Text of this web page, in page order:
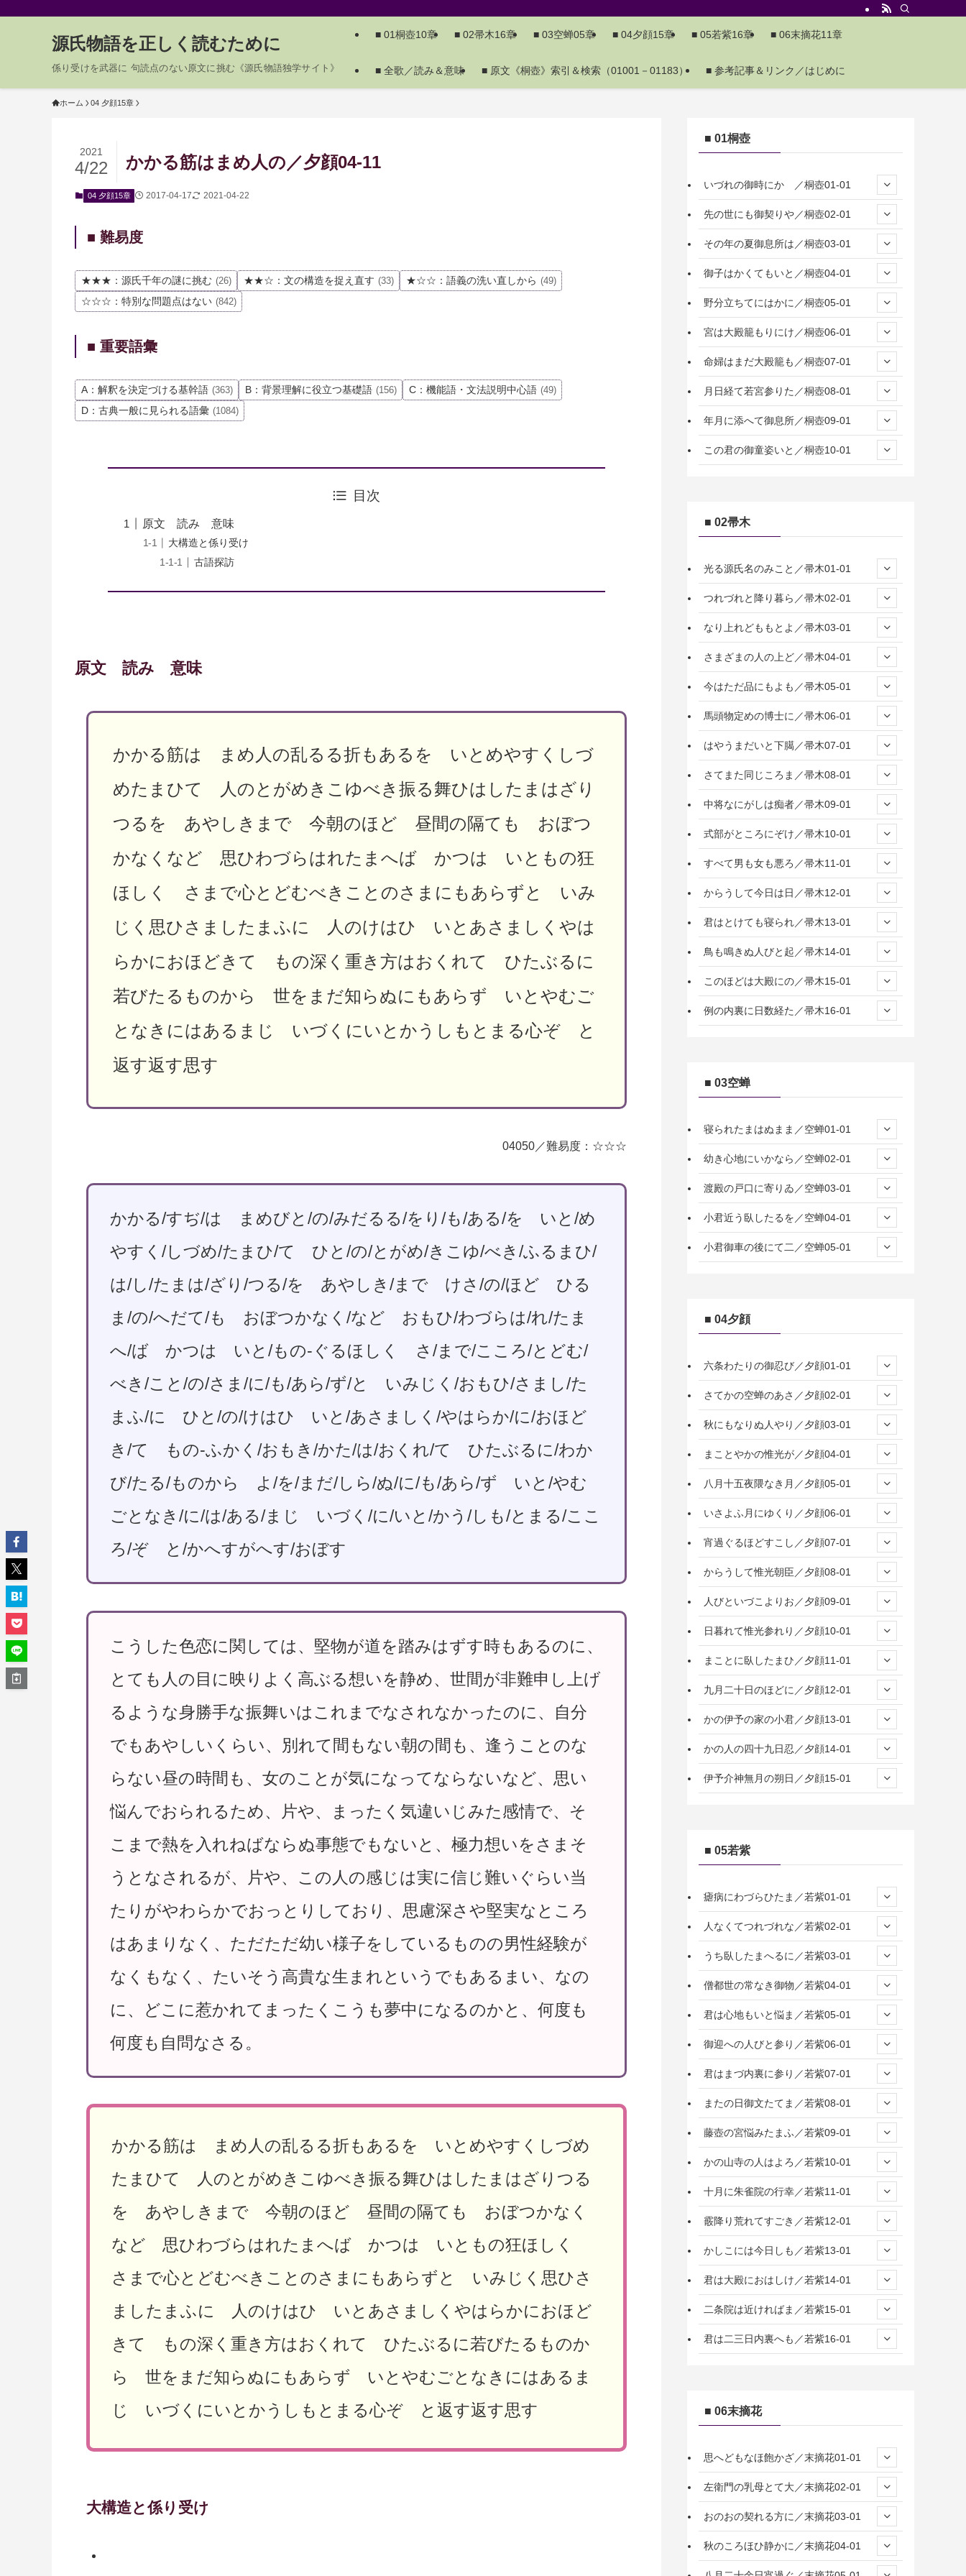
源氏物語を正しく読むために
係り受けを武器に 句読点のない原文に挑む《源氏物語独学サイト》
■ 01桐壺10章 ■ 02帚木16章 ■ 03空蝉05章 ■ 04夕顔15章 ■ 05若紫16章 ■ 06末摘花11章
■ 全歌／読み＆意味 ■ 原文《桐壺》索引＆検索（01001－01183） ■ 参考記事＆リンク／はじめに
ホーム 04 夕顔15章
かかる筋はまめ人の／夕顔04-11
2021
4/22
04 夕顔15章 2017-04-17 2021-04-22
■ 難易度
★★★：源氏千年の謎に挑む (26) ★★☆：文の構造を捉え直す (33) ★☆☆：語義の洗い直しから (49)
☆☆☆：特別な問題点はない (842)
■ 重要語彙
A：解釈を決定づける基幹語 (363) B：背景理解に役立つ基礎語 (156) C：機能語・文法説明中心語 (49)
D：古典一般に見られる語彙 (1084)
目次
原文 読み 意味
大構造と係り受け
古語探訪
原文 読み 意味
かかる筋は まめ人の乱るる折もあるを いとめやすくしづ
めたまひて 人のとがめきこゆべき振る舞ひはしたまはざり
つるを あやしきまで 今朝のほど 昼間の隔ても おぼつ
かなくなど 思ひわづらはれたまへば かつは いともの狂
ほしく さまで心とどむべきことのさまにもあらずと いみ
じく思ひさましたまふに 人のけはひ いとあさましくやは
らかにおほどきて もの深く重き方はおくれて ひたぶるに
若びたるものから 世をまだ知らぬにもあらず いとやむご
となきにはあるまじ いづくにいとかうしもとまる心ぞ と
返す返す思す
04050／難易度：☆☆☆
かかる/すぢ/は まめびと/の/みだるる/をり/も/ある/を いと/め
やすく/しづめ/たまひ/て ひと/の/とがめ/きこゆ/べき/ふるまひ/
は/し/たまは/ざり/つる/を あやしき/まで けさ/の/ほど ひる
ま/の/へだて/も おぼつかなく/など おもひ/わづらは/れ/たま
へ/ば かつは いと/もの-ぐるほしく さ/まで/こころ/とどむ/
べき/こと/の/さま/に/も/あら/ず/と いみじく/おもひ/さまし/た
まふ/に ひと/の/けはひ いと/あさましく/やはらか/に/おほど
き/て もの-ふかく/おもき/かた/は/おくれ/て ひたぶるに/わか
び/たる/ものから よ/を/まだ/しら/ぬ/に/も/あら/ず いと/やむ
ごとなき/に/は/ある/まじ いづく/に/いと/かう/しも/とまる/ここ
ろ/ぞ と/かへすがへす/おぼす
こうした色恋に関しては、堅物が道を踏みはずす時もあるのに、
とても人の目に映りよく高ぶる想いを静め、世間が非難申し上げ
るような身勝手な振舞いはこれまでなされなかったのに、自分
でもあやしいくらい、別れて間もない朝の間も、逢うことのな
らない昼の時間も、女のことが気になってならないなど、思い
悩んでおられるため、片や、まったく気違いじみた感情で、そ
こまで熱を入れねばならぬ事態でもないと、極力想いをさまそ
うとなされるが、片や、この人の感じは実に信じ難いぐらい当
たりがやわらかでおっとりしており、思慮深さや堅実なところ
はあまりなく、ただただ幼い様子をしているものの男性経験が
なくもなく、たいそう高貴な生まれというでもあるまい、なの
に、どこに惹かれてまったくこうも夢中になるのかと、何度も
何度も自問なさる。
かかる筋は まめ人の乱るる折もあるを いとめやすくしづめ
たまひて 人のとがめきこゆべき振る舞ひはしたまはざりつる
を あやしきまで 今朝のほど 昼間の隔ても おぼつかなく
など 思ひわづらはれたまへば かつは いともの狂ほしく
さまで心とどむべきことのさまにもあらずと いみじく思ひさ
ましたまふに 人のけはひ いとあさましくやはらかにおほど
きて もの深く重き方はおくれて ひたぶるに若びたるものか
ら 世をまだ知らぬにもあらず いとやむごとなきにはあるま
じ いづくにいとかうしもとまる心ぞ と返す返す思す
大構造と係り受け
■ 01桐壺
いづれの御時にか ／桐壺01-01
先の世にも御契りや／桐壺02-01
その年の夏御息所は／桐壺03-01
御子はかくてもいと／桐壺04-01
野分立ちてにはかに／桐壺05-01
宮は大殿籠もりにけ／桐壺06-01
命婦はまだ大殿籠も／桐壺07-01
月日経て若宮参りた／桐壺08-01
年月に添へて御息所／桐壺09-01
この君の御童姿いと／桐壺10-01
■ 02帚木
光る源氏名のみこと／帚木01-01
つれづれと降り暮ら／帚木02-01
なり上れどももとよ／帚木03-01
さまざまの人の上ど／帚木04-01
今はただ品にもよも／帚木05-01
馬頭物定めの博士に／帚木06-01
はやうまだいと下臈／帚木07-01
さてまた同じころま／帚木08-01
中将なにがしは痴者／帚木09-01
式部がところにぞけ／帚木10-01
すべて男も女も悪ろ／帚木11-01
からうして今日は日／帚木12-01
君はとけても寝られ／帚木13-01
鳥も鳴きぬ人びと起／帚木14-01
このほどは大殿にの／帚木15-01
例の内裏に日数経た／帚木16-01
■ 03空蝉
寝られたまはぬまま／空蝉01-01
幼き心地にいかなら／空蝉02-01
渡殿の戸口に寄りゐ／空蝉03-01
小君近う臥したるを／空蝉04-01
小君御車の後にて二／空蝉05-01
■ 04夕顔
六条わたりの御忍び／夕顔01-01
さてかの空蝉のあさ／夕顔02-01
秋にもなりぬ人やり／夕顔03-01
まことやかの惟光が／夕顔04-01
八月十五夜隈なき月／夕顔05-01
いさよふ月にゆくり／夕顔06-01
宵過ぐるほどすこし／夕顔07-01
からうして惟光朝臣／夕顔08-01
人びといづこよりお／夕顔09-01
日暮れて惟光参れり／夕顔10-01
まことに臥したまひ／夕顔11-01
九月二十日のほどに／夕顔12-01
かの伊予の家の小君／夕顔13-01
かの人の四十九日忍／夕顔14-01
伊予介神無月の朔日／夕顔15-01
■ 05若紫
瘧病にわづらひたま／若紫01-01
人なくてつれづれな／若紫02-01
うち臥したまへるに／若紫03-01
僧都世の常なき御物／若紫04-01
君は心地もいと悩ま／若紫05-01
御迎への人びと参り／若紫06-01
君はまづ内裏に参り／若紫07-01
またの日御文たてま／若紫08-01
藤壺の宮悩みたまふ／若紫09-01
かの山寺の人はよろ／若紫10-01
十月に朱雀院の行幸／若紫11-01
霰降り荒れてすごき／若紫12-01
かしこには今日しも／若紫13-01
君は大殿におはしけ／若紫14-01
二条院は近ければま／若紫15-01
君は二三日内裏へも／若紫16-01
■ 06末摘花
思へどもなほ飽かざ／末摘花01-01
左衛門の乳母とて大／末摘花02-01
おのおの契れる方に／末摘花03-01
秋のころほひ静かに／末摘花04-01